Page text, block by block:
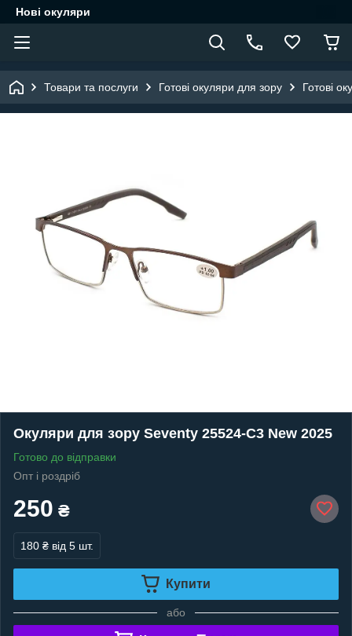
Нові окуляри
Товари та послуги Готові окуляри для зору Готові
Окуляри для зору Seventy 25524-C3 New 2025
Готово до відправки
Опт і роздріб
250 ₴
180 ₴ від 5 шт.
Купити
або